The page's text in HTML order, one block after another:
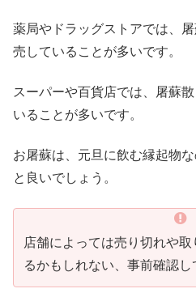
薬局やドラッグストアでは、
売していることが多いです。
スーパーや百貨店では、屠蘇
いることが多いです。
お屠蘇は、元旦に飲む縁起物
と良いでしょう。
店舗によっては売り切れや
るかもしれない、事前確認し